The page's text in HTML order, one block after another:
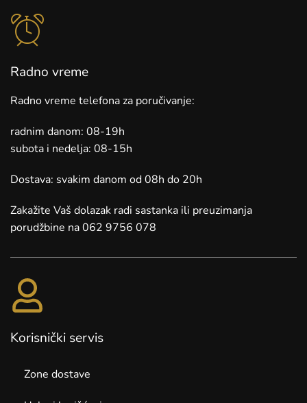
Radno vreme
Radno vreme telefona za poručivanje:
radnim danom: 08-19h
subota i nedelja: 08-15h
Dostava: svakim danom od 08h do 20h
Zakažite Vaš dolazak radi sastanka ili preuzimanja
porudžbine na 062 9756 078
Korisnički servis
Zone dostave